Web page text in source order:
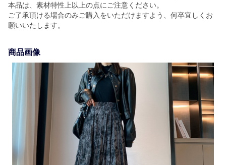
本品は、素材特性上以上の点にご注意ください。
ご了承頂ける場合のみご購入をいただけますよう、何卒宜しくお
願いいたします。
商品画像